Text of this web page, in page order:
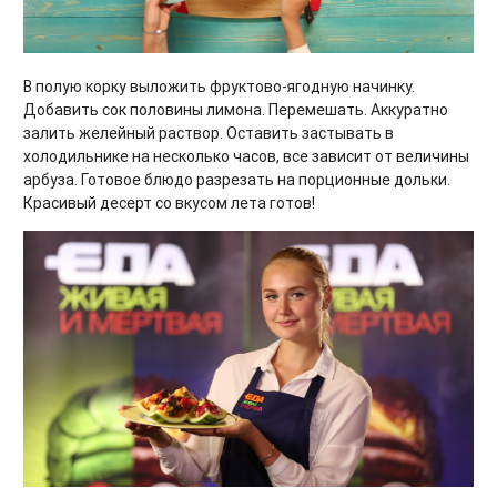
В полую корку выложить фруктово-ягодную начинку.
Добавить сок половины лимона. Перемешать. Аккуратно
залить желейный раствор. Оставить застывать в
холодильнике на несколько часов, все зависит от величины
арбуза. Готовое блюдо разрезать на порционные дольки.
Красивый десерт со вкусом лета готов!